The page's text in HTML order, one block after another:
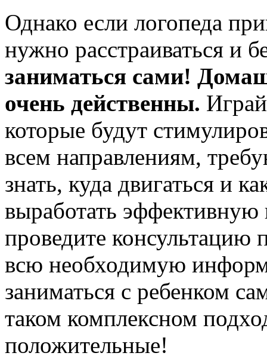
Однако если логопеда
нужно расстраиваться и
заниматься сами!
очень действенны.
которые будут
всем направлениям,
знать, куда двигаться и
выработать
проведите консультацию
всю необходимую
заниматься с ребенком
таком комплексном
положительные!